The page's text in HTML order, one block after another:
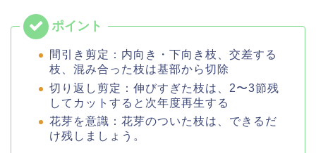
間引き剪定：内向き・下向き枝、交差する
枝、混み合った枝は基部から切除
切り返し剪定：伸びすぎた枝は、2〜3節残
してカットすると次年度再生する
花芽を意識：花芽のついた枝は、できるだ
け残しましょう。